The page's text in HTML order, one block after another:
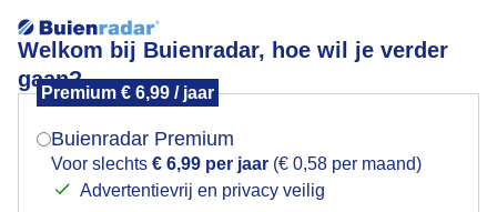
Welkom bij Buienradar, hoe wil je verder
gaan?
Premium € 6,99 / jaar
Buienradar Premium
Voor slechts € 6,99 per jaar (€ 0,58 per maand)
Advertentievrij en privacy veilig
Momenteel staat de heide in bloei op deze mooie
zomerse dag
Mogen we je locatie gebruiken voor het